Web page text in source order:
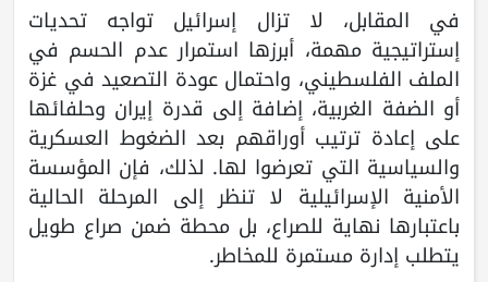
في المقابل، لا تزال إسرائيل تواجه تحديات
إستراتيجية مهمة، أبرزها استمرار عدم الحسم في
الملف الفلسطيني، واحتمال عودة التصعيد في غزة
أو الضفة الغربية، إضافة إلى قدرة إيران وحلفائها
على إعادة ترتيب أوراقهم بعد الضغوط العسكرية
والسياسية التي تعرضوا لها. لذلك، فإن المؤسسة
الأمنية الإسرائيلية لا تنظر إلى المرحلة الحالية
باعتبارها نهاية للصراع، بل محطة ضمن صراع طويل
يتطلب إدارة مستمرة للمخاطر.